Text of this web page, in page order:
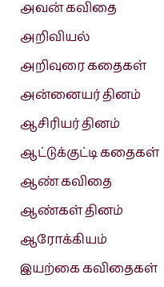
அவன் கவிதை
அறிவியல்
அறிவுரை கதைகள்
அன்னையர் தினம்
ஆசிரியர் தினம்
ஆட்டுக்குட்டி கதைகள்
ஆண் கவிதை
ஆண்கள் தினம்
ஆரோக்கியம்
இயற்கை கவிதைகள்